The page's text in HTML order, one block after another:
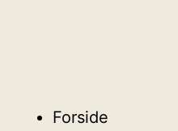
Forside